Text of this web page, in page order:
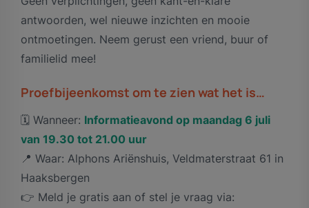
antwoorden, wel nieuwe inzichten en mooie
ontmoetingen. Neem gerust een vriend, buur of
familielid mee!
Proefbijeenkomst om te zien wat het is…
🗓️ Wanneer: Informatieavond op maandag 6 juli
van 19.30 tot 21.00 uur
📍 Waar: Alphons Ariënshuis, Veldmaterstraat 61 in
Haaksbergen
👉 Meld je gratis aan of stel je vraag via: